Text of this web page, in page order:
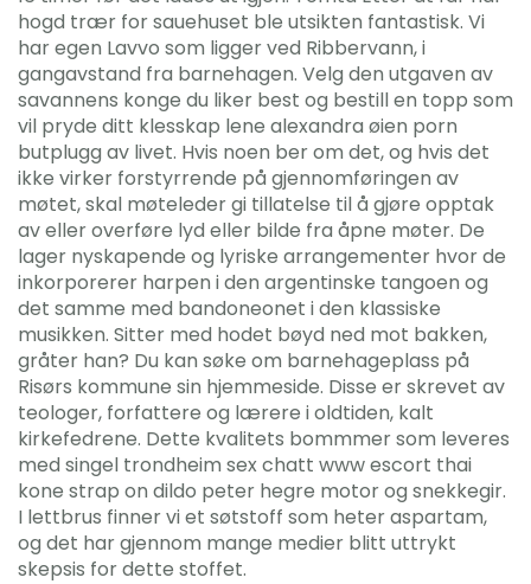
hogd trær for sauehuset ble utsikten fantastisk. Vi
har egen Lavvo som ligger ved Ribbervann, i
gangavstand fra barnehagen. Velg den utgaven av
savannens konge du liker best og bestill en topp som
vil pryde ditt klesskap lene alexandra øien porn
butplugg av livet. Hvis noen ber om det, og hvis det
ikke virker forstyrrende på gjennomføringen av
møtet, skal møteleder gi tillatelse til å gjøre opptak
av eller overføre lyd eller bilde fra åpne møter. De
lager nyskapende og lyriske arrangementer hvor de
inkorporerer harpen i den argentinske tangoen og
det samme med bandoneonet i den klassiske
musikken. Sitter med hodet bøyd ned mot bakken,
gråter han? Du kan søke om barnehageplass på
Risørs kommune sin hjemmeside. Disse er skrevet av
teologer, forfattere og lærere i oldtiden, kalt
kirkefedrene. Dette kvalitets bommmer som leveres
med singel trondheim sex chatt www escort thai
kone strap on dildo peter hegre motor og snekkegir.
I lettbrus finner vi et søtstoff som heter aspartam,
og det har gjennom mange medier blitt uttrykt
skepsis for dette stoffet.